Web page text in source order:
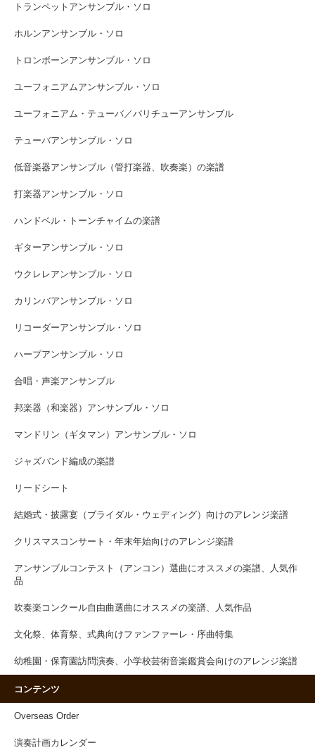
トランペットアンサンブル・ソロ
ホルンアンサンブル・ソロ
トロンボーンアンサンブル・ソロ
ユーフォニアムアンサンブル・ソロ
ユーフォニアム・テューバ／バリチューアンサンブル
テューバアンサンブル・ソロ
低音楽器アンサンブル（管打楽器、吹奏楽）の楽譜
打楽器アンサンブル・ソロ
ハンドベル・トーンチャイムの楽譜
ギターアンサンブル・ソロ
ウクレレアンサンブル・ソロ
カリンバアンサンブル・ソロ
リコーダーアンサンブル・ソロ
ハープアンサンブル・ソロ
合唱・声楽アンサンブル
邦楽器（和楽器）アンサンブル・ソロ
マンドリン（ギタマン）アンサンブル・ソロ
ジャズバンド編成の楽譜
リードシート
結婚式・披露宴（ブライダル・ウェディング）向けのアレンジ楽譜
クリスマスコンサート・年末年始向けのアレンジ楽譜
アンサンブルコンテスト（アンコン）選曲にオススメの楽譜、人気作
品
吹奏楽コンクール自由曲選曲にオススメの楽譜、人気作品
文化祭、体育祭、式典向けファンファーレ・序曲特集
幼稚園・保育園訪問演奏、小学校芸術音楽鑑賞会向けのアレンジ楽譜
コンテンツ
Overseas Order
演奏計画カレンダー